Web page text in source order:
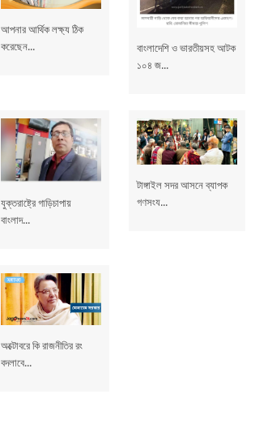
আপনার আর্থিক লক্ষ্য ঠিক
করেছেন...
বাংলাদেশি ও ভারতীয়সহ আটক
১০৪ জ...
যুক্তরাষ্ট্রে গাড়িচাপায়
বাংলাদ...
টাঙ্গাইল সদর আসনে ব্যাপক
গণসংয...
অক্টোবরে কি রাজনীতির রং
বদলাবে...